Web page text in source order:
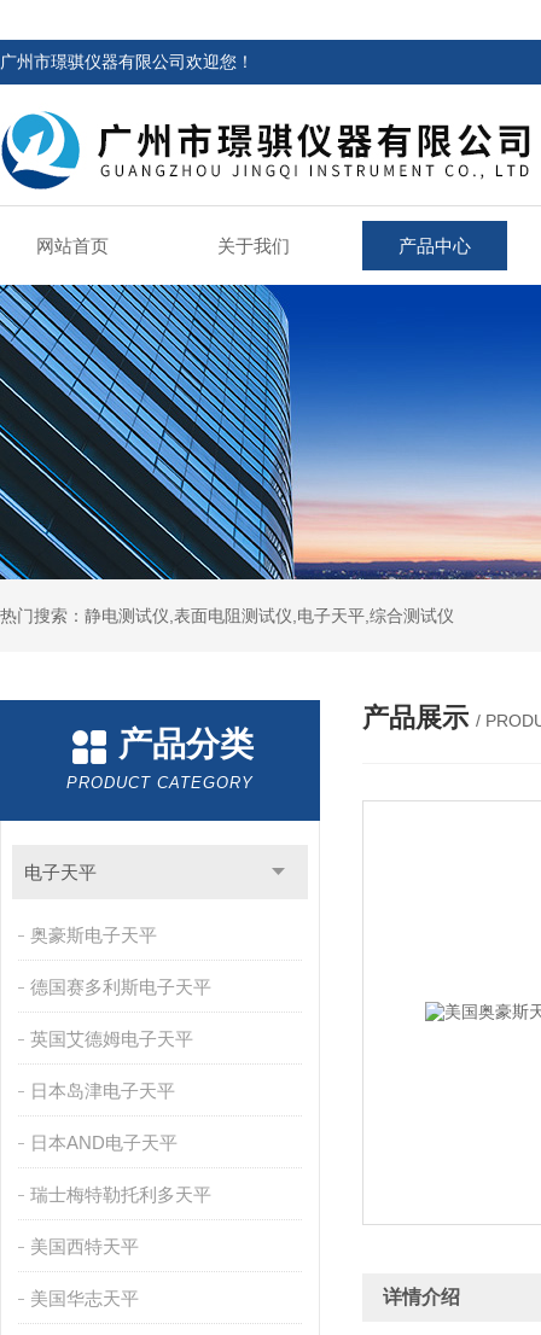
广州市璟骐仪器有限公司欢迎您！
网站首页 关于我们 产品中心
热门搜索：静电测试仪,表面电阻测试仪,电子天平,综合测试仪
产品分类
PRODUCT CATEGORY
电子天平
奥豪斯电子天平
德国赛多利斯电子天平
英国艾德姆电子天平
日本岛津电子天平
日本AND电子天平
瑞士梅特勒托利多天平
美国西特天平
美国华志天平
产品展示 /
详情介绍